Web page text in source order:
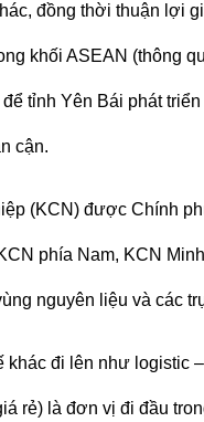
đồng thời thuận lợi
khối ASEAN (thông
tỉnh Yên Bái phát
cận.
(KCN) được Chính
phía Nam, KCN
nguyên liệu và các
đi lên như logistic
rẻ) là đơn vị đi đầu